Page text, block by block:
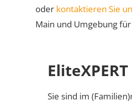
oder kontaktieren Sie
Main und Umgebung
Sie sind im